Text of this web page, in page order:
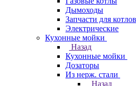
Дымоходы
Запчасти для котлов
Электрические
Кухонные мойки
Назад
Кухонные мойки
Дозаторы
Из нерж. стали
Назад